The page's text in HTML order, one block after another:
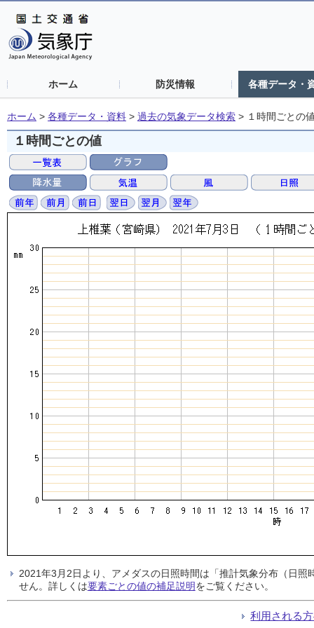
ホーム 防災情報 各種データ・
ホーム > 各種データ・資料 > 過去の気象データ検索 > １時間ごとの
１時間ごとの値
2021年3月2日より、アメダスの日照時間は「推計気象分布（日
せん。詳しくは要素ごとの値の補足説明をご覧ください。
利用される